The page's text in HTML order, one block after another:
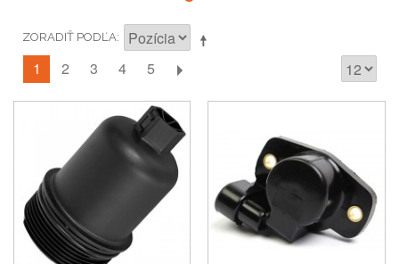
ZORADIŤ PODĽA
1 2 3 4 5